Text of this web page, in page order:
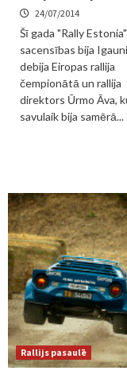
24/07/2014
Šī gada "Rally Estonia"
sacensības bija
debija Eiropas rallija
čempionātā un rallija
direktors Ūrmo Āva,
savulaik bija samērā...
Rallijs pasaulē